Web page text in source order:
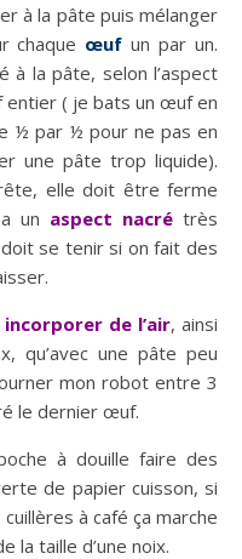
à la pâte puis mélanger
chaque œuf un par un.
la pâte, selon l’aspect
entier ( je bats un œuf en
½ par ½ pour ne pas en
une pâte trop liquide).
elle doit être ferme
un aspect nacré très
se tenir si on fait des
incorporer de l’air, ainsi
qu’avec une pâte peu
mon robot entre 3
le dernier œuf.
à douille faire des
de papier cuisson, si
à café ça marche
la taille d’une noix.